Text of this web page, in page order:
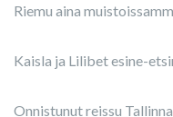
Riemu aina
Kaisla ja Lilibet esine-
Onnistunut reissu